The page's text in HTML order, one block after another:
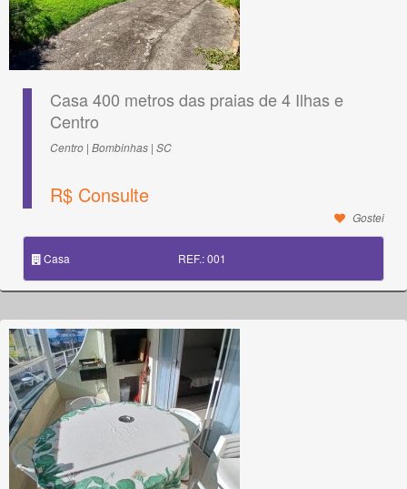
Casa 400 metros das praias de 4 Ilhas e
Centro
Centro | Bombinhas | SC
R$ Consulte
Gostei
Casa REF.: 001